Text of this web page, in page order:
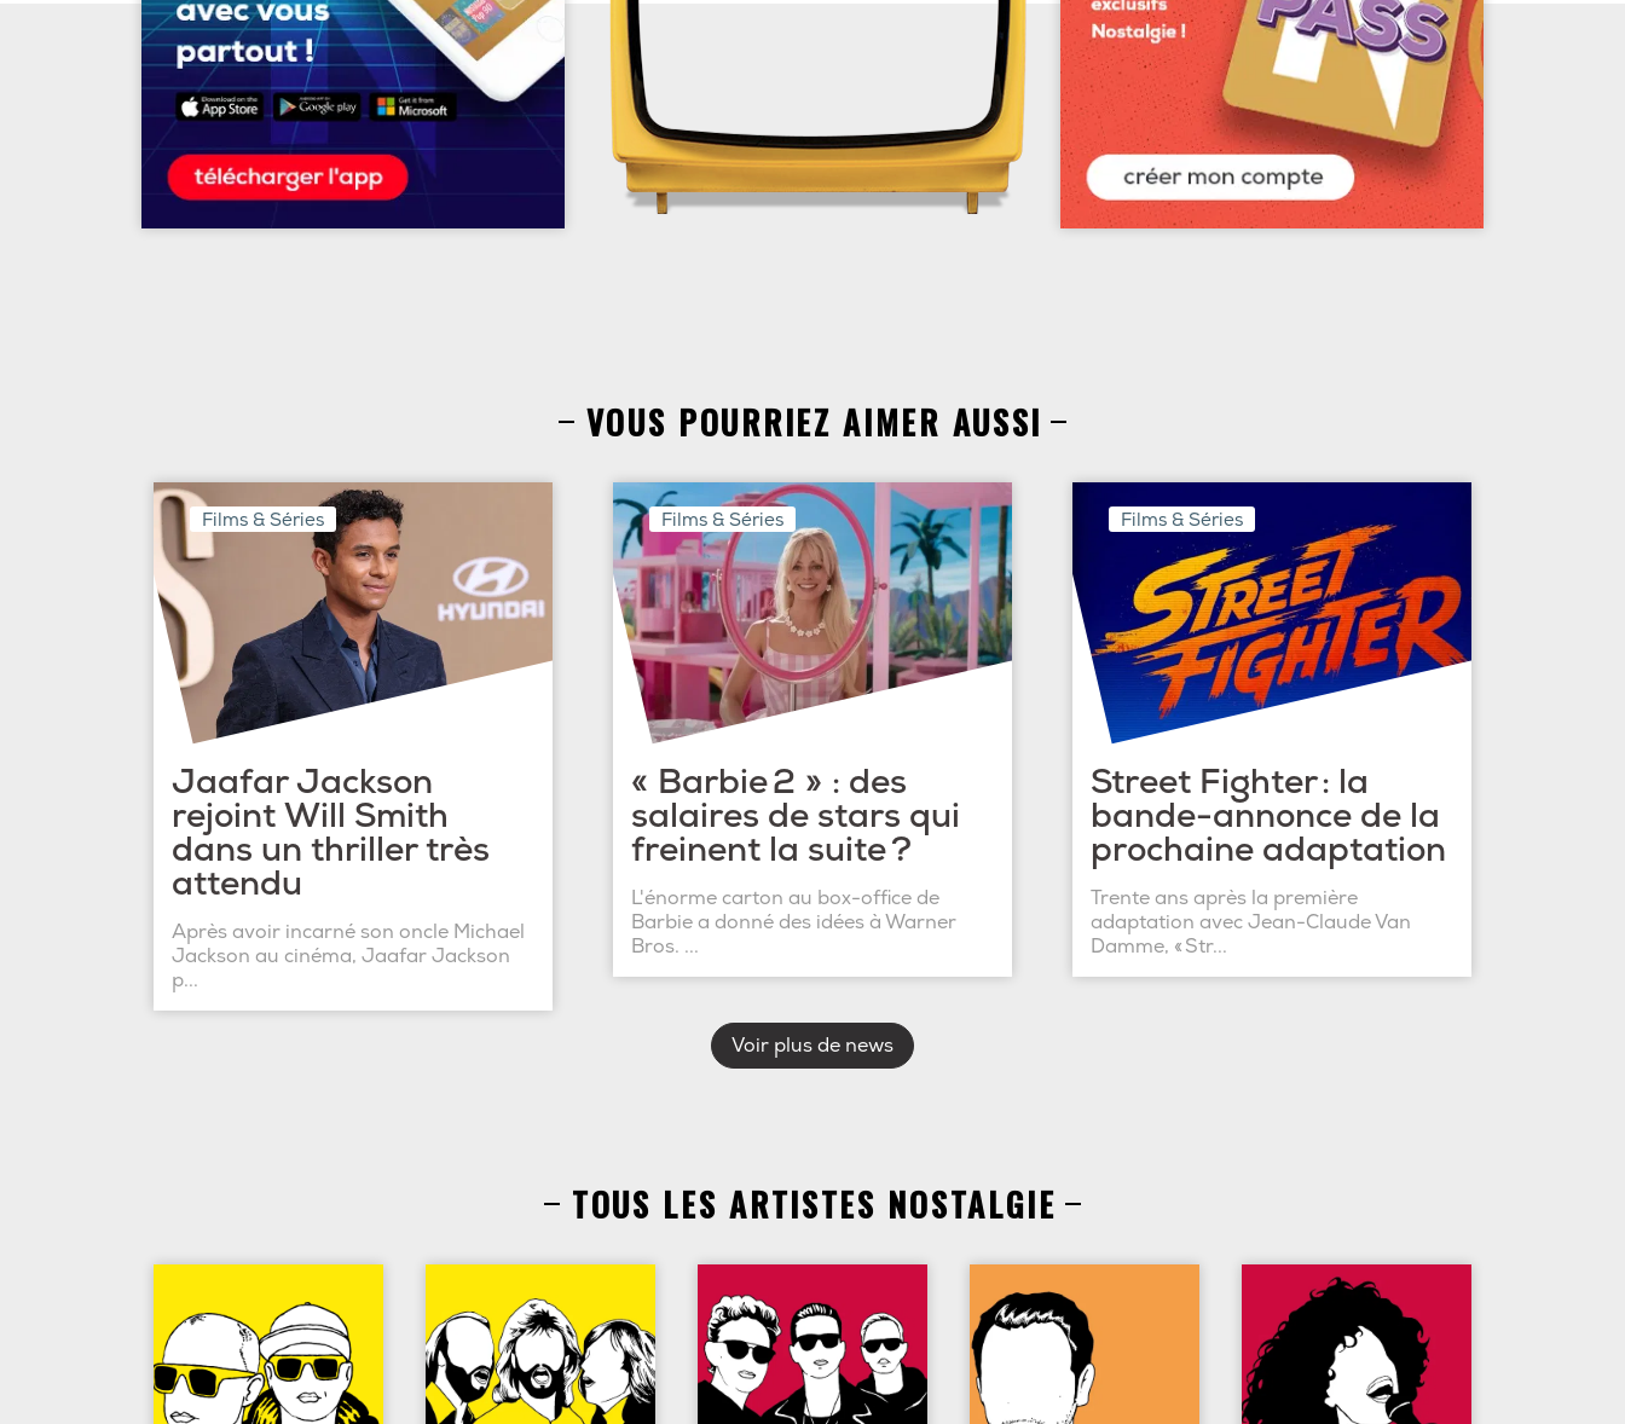
VOUS POURRIEZ AIMER AUSSI
Films & Séries
Jaafar Jackson
rejoint Will Smith
dans un thriller très
attendu
Après avoir incarné son oncle Michael
Jackson au cinéma, Jaafar Jackson
p...
Films & Séries
« Barbie 2 » : des
salaires de stars qui
freinent la suite ?
L'énorme carton au box-office de
Barbie a donné des idées à Warner
Bros. ...
Films & Séries
Street Fighter : la
bande-annonce de la
prochaine adaptation
Trente ans après la première
adaptation avec Jean-Claude Van
Damme, « Str...
Voir plus de news
TOUS LES ARTISTES NOSTALGIE